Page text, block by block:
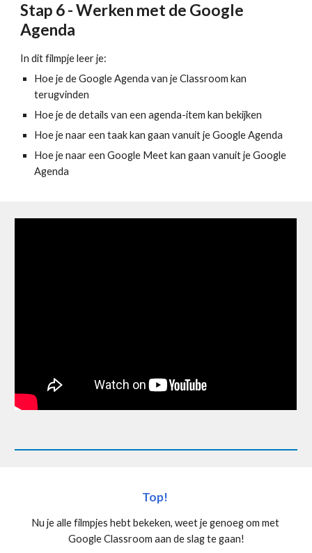
Stap 6 - Werken met de Google
Agenda
In dit filmpje leer je:
Hoe je de Google Agenda van je Classroom kan
terugvinden
Hoe je de details van een agenda-item kan bekijken
Hoe je naar een taak kan gaan vanuit je Google Agenda
Hoe je naar een Google Meet kan gaan vanuit je Google
Agenda
Top!
Nu je alle filmpjes hebt bekeken, weet je genoeg om met
Google Classroom aan de slag te gaan!